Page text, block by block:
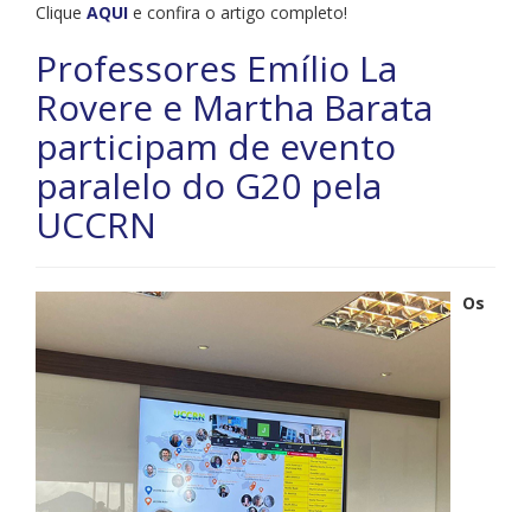
Clique AQUI e confira o artigo completo!
Professores Emílio La
Rovere e Martha Barata
participam de evento
paralelo do G20 pela
UCCRN
Os